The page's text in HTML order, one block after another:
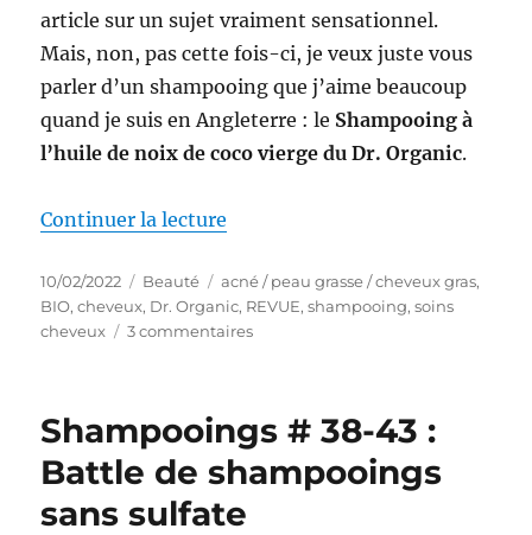
article sur un sujet vraiment sensationnel.
Mais, non, pas cette fois-ci, je veux juste vous
parler d’un shampooing que j’aime beaucoup
quand je suis en Angleterre : le Shampooing à
l’huile de noix de coco vierge du Dr. Organic.
Continuer la lecture
Publié
le
10/02/2022 Catégories
Beauté Étiquettes
acné / peau grasse / cheveux gras,
BIO,cheveux, Dr. Organic, REVUE,shampooing,soins
cheveux
3 commentairessur
:
Shampooing
Huile
Shampooings # 38-43 :
Battle de shampooings
sans sulfate